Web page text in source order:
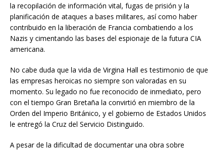
la recopilación de información vital, fugas de prisión y la
planificación de ataques a bases militares, así como haber
contribuido en la liberación de Francia combatiendo a los
Nazis y cimentando las bases del espionaje de la futura CIA
americana.
No cabe duda que la vida de Virgina Hall es testimonio de que
las empresas heroicas no siempre son valoradas en su
momento. Su legado no fue reconocido de inmediato, pero
con el tiempo Gran Bretaña la convirtió en miembro de la
Orden del Imperio Británico, y el gobierno de Estados Unidos
le entregó la Cruz del Servicio Distinguido.
A pesar de la dificultad de documentar una obra sobre